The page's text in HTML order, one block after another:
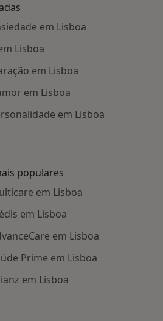
em Lisboa
Lisboa
em Lisboa
em Lisboa
em Lisboa
populares
em Lisboa
em Lisboa
em Lisboa
Prime em Lisboa
em Lisboa